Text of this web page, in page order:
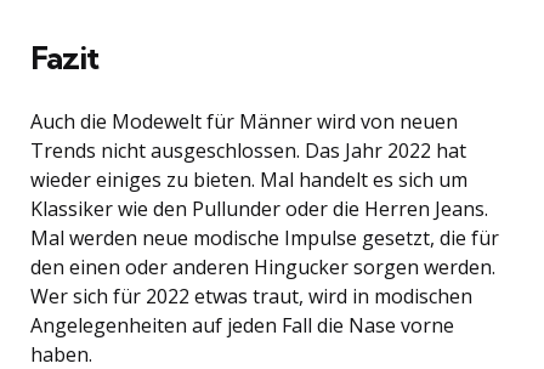
Fazit
Auch die Modewelt für Männer wird von neuen
Trends nicht ausgeschlossen. Das Jahr 2022 hat
wieder einiges zu bieten. Mal handelt es sich um
Klassiker wie den Pullunder oder die Herren Jeans.
Mal werden neue modische Impulse gesetzt, die für
den einen oder anderen Hingucker sorgen werden.
Wer sich für 2022 etwas traut, wird in modischen
Angelegenheiten auf jeden Fall die Nase vorne
haben.